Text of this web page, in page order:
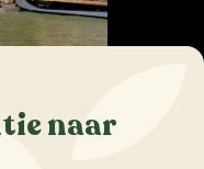
naar